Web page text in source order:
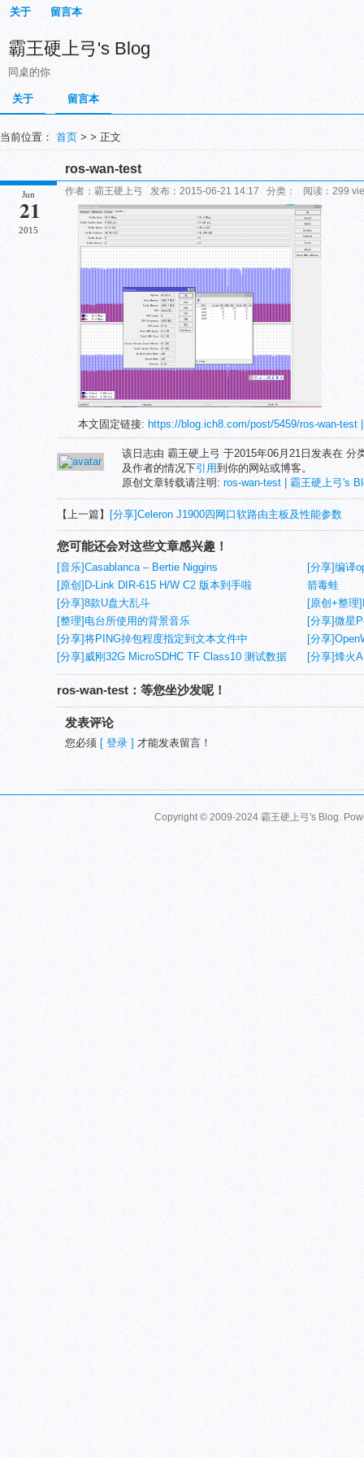
关于 留言本
霸王硬上弓's Blog
同桌的你
关于 留言本
当前位置： 首页 > > 正文
ros-wan-test
Jun
21
2015
作者：霸王硬上弓 发布：2015-06-21 14:17 分类： 阅读：299
本文固定链接: https://blog.ich8.com/post/5459/ros-wan-test
该日志由 霸王硬上弓 于2015年06月21日发表在 分
及作者的情况下引用到你的网站或博客。
原创文章转载请注明: ros-wan-test | 霸王硬上弓's
【上一篇】 [分享]Celeron J1900四网口软路由主板及性能参数
您可能还会对这些文章感兴趣！
[音乐]Casablanca – Bertie Niggins
[分享]编译
[原创]D-Link DIR-615 H/W C2 版本到手啦
箭毒蛙
[分享]8款U盘大乱斗
[原创+整理
总结(3)
[整理]电台所使用的背景音乐
[分享]微星
[分享]将PING掉包程度指定到文本文件中
[分享
[分享]威刚32G MicroSDHC TF Class10 测试数据
[分享]烽火
ros-wan-test：等您坐沙发呢！
发表评论
您必须 [ 登录 ] 才能发表留言！
Copyright © 2009-2024 霸王硬上弓's Blog.